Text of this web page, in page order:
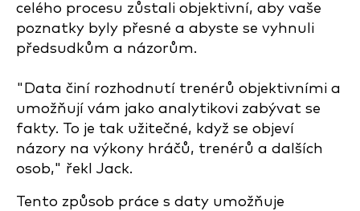
celého procesu zůstali objektivní, aby vaše
poznatky byly přesné a abyste se vyhnuli
předsudkům a názorům.
"Data činí rozhodnutí trenérů objektivními a
umožňují vám jako analytikovi zabývat se
fakty. To je tak užitečné, když se objeví
názory na výkony hráčů, trenérů a dalších
osob," řekl Jack.
Tento způsob práce s daty umožňuje